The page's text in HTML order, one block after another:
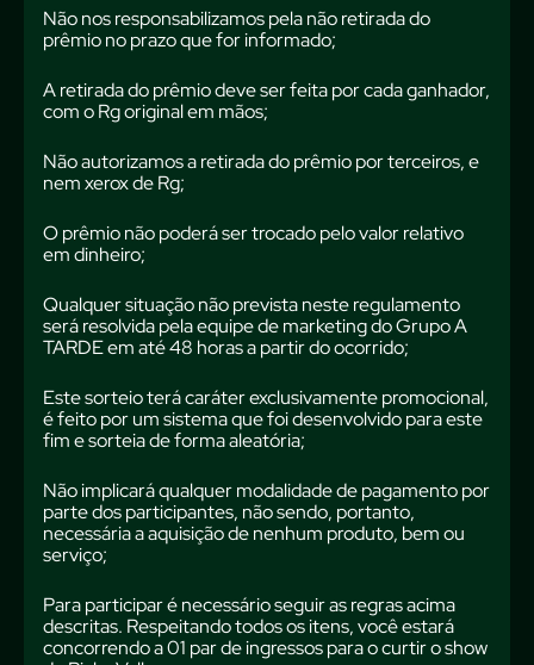
Não nos responsabilizamos pela não retirada do
prêmio no prazo que for informado;
A retirada do prêmio deve ser feita por cada ganhador,
com o Rg original em mãos;
Não autorizamos a retirada do prêmio por terceiros, e
nem xerox de Rg;
O prêmio não poderá ser trocado pelo valor relativo
em dinheiro;
Qualquer situação não prevista neste regulamento
será resolvida pela equipe de marketing do Grupo A
TARDE em até 48 horas a partir do ocorrido;
Este sorteio terá caráter exclusivamente promocional,
é feito por um sistema que foi desenvolvido para este
fim e sorteia de forma aleatória;
Não implicará qualquer modalidade de pagamento por
parte dos participantes, não sendo, portanto,
necessária a aquisição de nenhum produto, bem ou
serviço;
Para participar é necessário seguir as regras acima
descritas. Respeitando todos os itens, você estará
concorrendo a 01 par de ingressos para o curtir o show